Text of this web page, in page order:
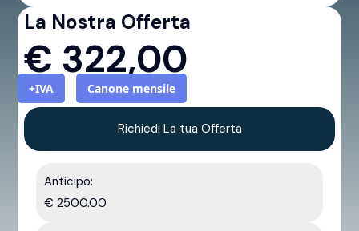
La Nostra Offerta
€ 322,00
+IVA Canone mensile
Richiedi La tua Offerta
Anticipo:
€ 2500.00